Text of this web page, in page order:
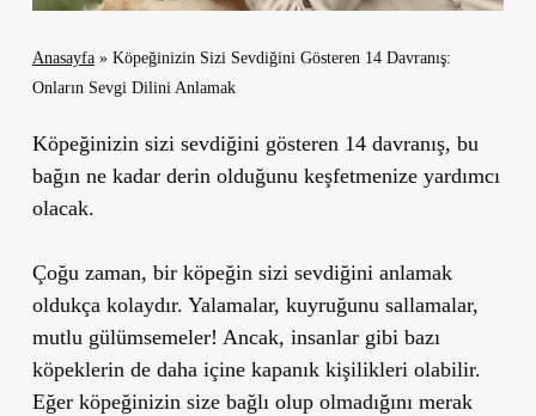
Anasayfa» Köpeğinizin Sizi Sevdiğini Gösteren 14 Davranış:
Onların Sevgi Dilini Anlamak
Köpeğinizin sizi sevdiğini gösteren 14 davranış, bu
bağın ne kadar derin olduğunu keşfetmenize yardımcı
olacak.
Çoğu zaman, bir köpeğin sizi sevdiğini anlamak
oldukça kolaydır. Yalamalar, kuyruğunu sallamalar,
mutlu gülümsemeler! Ancak, insanlar gibi bazı
köpeklerin de daha içine kapanık kişilikleri olabilir.
Eğer köpeğinizin size bağlı olup olmadığını merak